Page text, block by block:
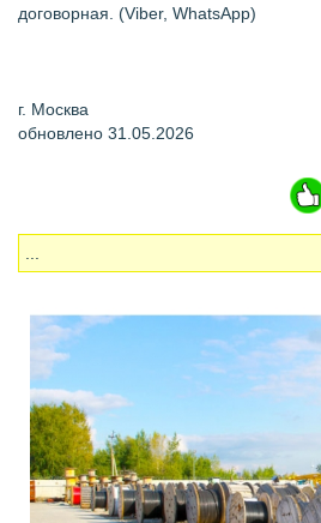
договорная. (Viber, WhatsApp)
г. Москва
обновлено 31.05.2026